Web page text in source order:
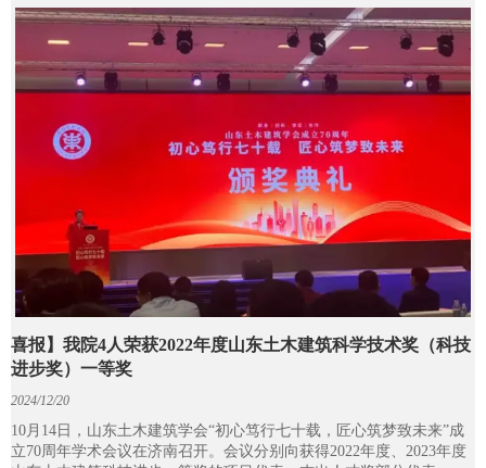
喜报】我院4人荣获2022年度山东土木建筑科学技术奖（科技
进步奖）一等奖
2024/12/20
10月14日，山东土木建筑学会“初心笃行七十载，匠心筑梦致未来”成
立70周年学术会议在济南召开。会议分别向获得2022年度、2023年度